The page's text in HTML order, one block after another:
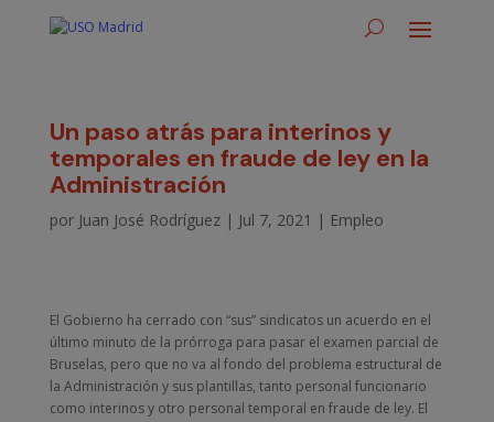
Un paso atrás para interinos y
temporales en fraude de ley en la
Administración
por Juan José Rodríguez| Jul 7, 2021 | Empleo
El Gobierno ha cerrado con “sus” sindicatos un acuerdo en el
último minuto de la prórroga para pasar el examen parcial de
Bruselas, pero que no va al fondo del problema estructural de
la Administración y sus plantillas, tanto personal funcionario
como interinos y otro personal temporal en fraude de ley. El